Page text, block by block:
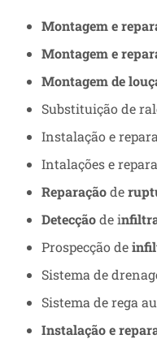
Montagem e
Montagem e
Montagem de
Substituição de
Instalação e
Intalações e
Reparaçãode
Detecçãode i
Prospecção de
Sistema de
Sistema de rega
Instalação e